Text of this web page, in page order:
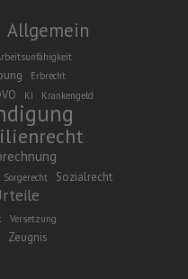
Allgemein
Erbrecht
KI
Krankengeld
Sorgerecht Sozialrecht
Versetzung
Zeugnis